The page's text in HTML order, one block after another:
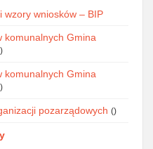
wzory wniosków – BIP
komunalnych Gmina
komunalnych Gmina
pozarządowych ()